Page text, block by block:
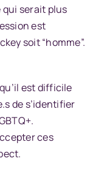
qui serait plus
est
soit “homme”.
est difficile
de s’identifier
ces